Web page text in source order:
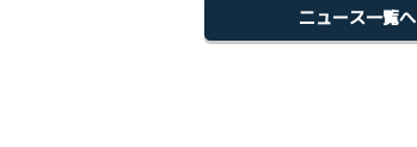
ニュース一覧へ